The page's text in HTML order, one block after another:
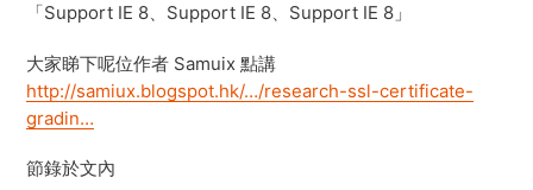
「Support IE 8、Support IE 8、Support IE 8」
大家睇下呢位作者 Samuix 點講
http://samiux.blogspot.hk/…/research-ssl-certificate-
gradin…
節錄於文內